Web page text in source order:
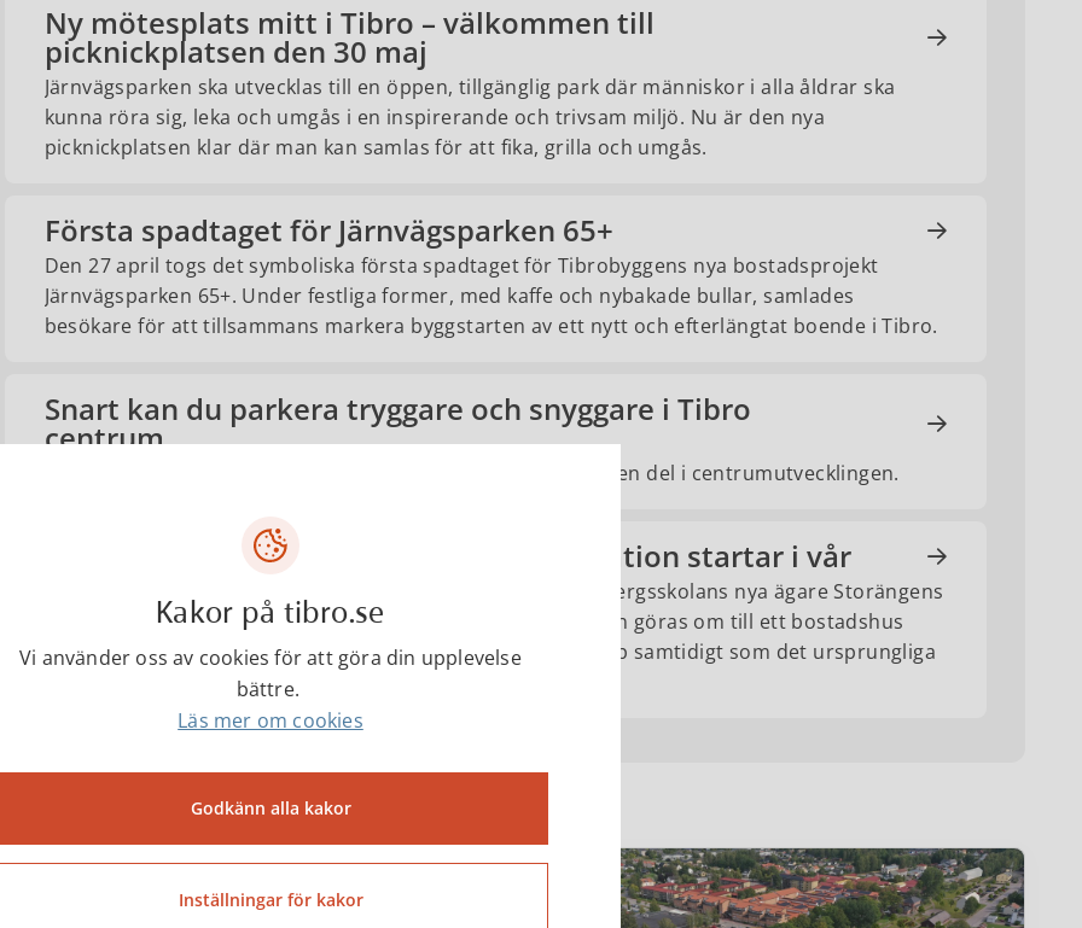
Ny mötesplats mitt i Tibro – välkommen till
picknickplatsen den 30 maj
Järnvägsparken ska utvecklas till en öppen, tillgänglig park där människor i alla åldrar ska
kunna röra sig, leka och umgås i en inspirerande och trivsam miljö. Nu är den nya
picknickplatsen klar där man kan samlas för att fika, grilla och umgås.
Första spadtaget för Järnvägsparken 65+
Den 27 april togs det symboliska första spadtaget för Tibrobyggens nya bostadsprojekt
Järnvägsparken 65+. Under festliga former, med kaffe och nybakade bullar, samlades
besökare för att tillsammans markera byggstarten av ett nytt och efterlängtat boende i Tibro.
Snart kan du parkera tryggare och snyggare i Tibro
centrum
En ny parkering med 120 platser byggs i centrala Tibro som en del i centrumutvecklingen.
Från klassrum till lägenheter – ombyggnation startar i vår
Nu har kommunen lämnat över nycklarna till Gamla Smulebergsskolans nya ägare Storängens
fastigheter i Skövde. Med start i vår ska den före detta skolan göras om till ett bostadshus
med åtta hyresrätter. Utvändigt ska fastigheten fräschas upp samtidigt som det ursprungliga
utseendet bevaras i stor utsträckning.
Kakor på tibro.se
Vi använder oss av cookies för att göra din upplevelse
bättre.
Läs mer om cookies
Godkänn alla kakor
Inställningar för kakor